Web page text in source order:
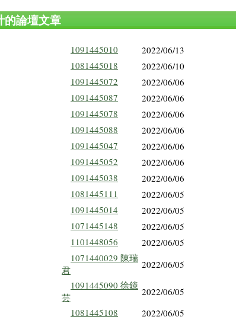
的論壇文章
1091445010
2022/06/13
1081445018
2022/06/10
1091445072
2022/06/06
1091445087
2022/06/06
1091445078
2022/06/06
1091445088
2022/06/06
1091445047
2022/06/06
1091445052
2022/06/06
1091445038
2022/06/06
1081445111
2022/06/05
1091445014
2022/06/05
1071445148
2022/06/05
1101448056
2022/06/05
1071440029 陳瑞
君
2022/06/05
1091445090 徐鐿
芸
2022/06/05
1081445108
2022/06/05